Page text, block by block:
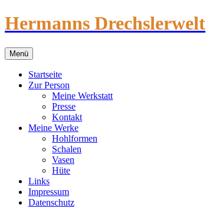
Hermanns Drechslerwelt
Menü Zum
Inhalt
springen
Startseite
Zur Person
Meine Werkstatt
Presse
Kontakt
Meine Werke
Hohlformen
Schalen
Vasen
Hüte
Links
Impressum
Datenschutz